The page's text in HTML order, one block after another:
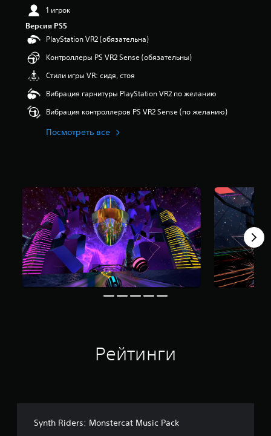
з
в
е
д
а
о
с
н
6
о
ц
е
н
о
к
1 игрок
Версия PS5
PlayStation VR2 (обязательна)
Контроллеры PS VR2 Sense (обязательны)
Стили игры VR: сидя, стоя
Вибрация гарнитуры PlayStation VR2 по желанию
Вибрация контроллеров PS VR2 Sense (по желанию)
Посмотреть все
Рейтинги
Synth Riders: Monstercat Music Pack